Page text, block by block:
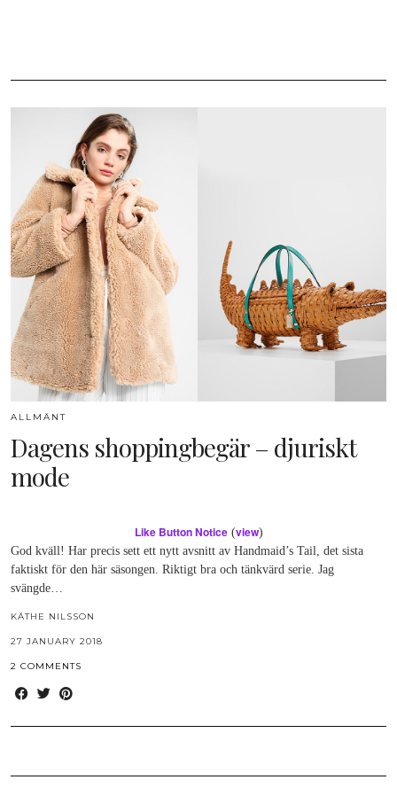
ALLMÄNT
Dagens shoppingbegär – djuriskt
mode
Like Button Notice(view)
God kväll! Har precis sett ett nytt avsnitt av Handmaid’s Tail, det sista
faktiskt för den här säsongen. Riktigt bra och tänkvärd serie. Jag
svängde…
KÄTHE NILSSON
27 JANUARY 2018
2 COMMENTS